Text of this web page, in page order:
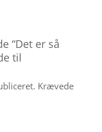
“Det er så
til
Krævede